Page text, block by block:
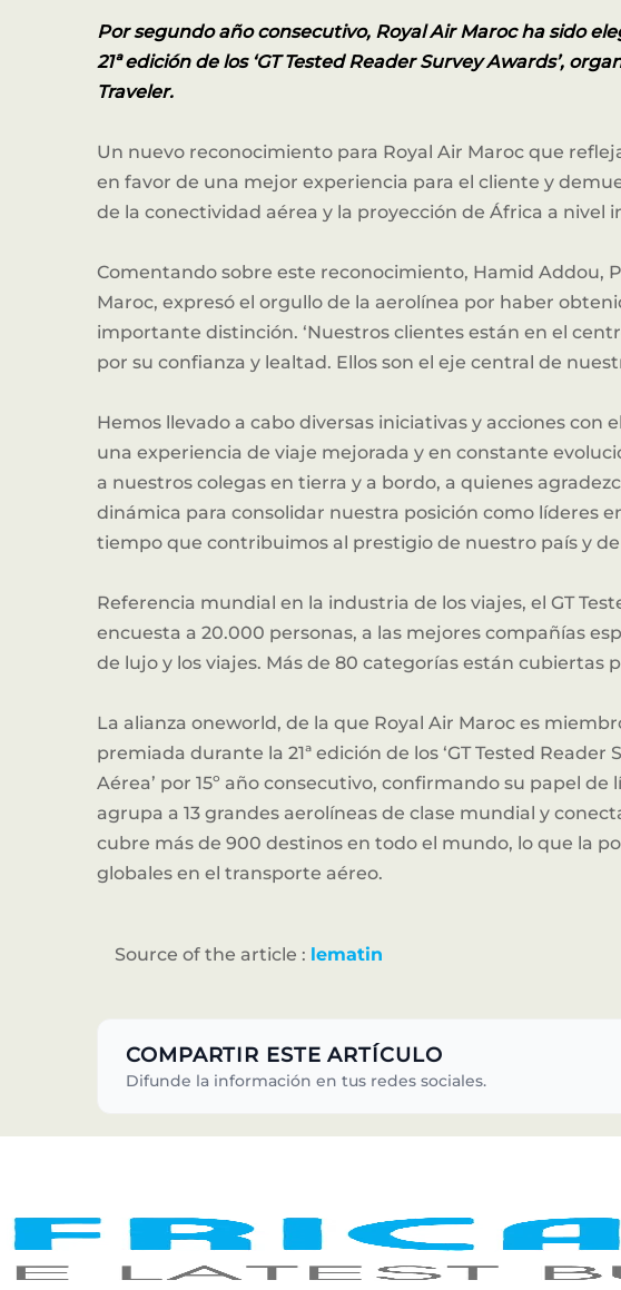
Por segundo año consecutivo, Royal Air Maroc ha sido
21ª edición de los ‘GT Tested Reader Survey Awards’,
Traveler.
Un nuevo reconocimiento para Royal Air Maroc que
en favor de una mejor experiencia para el cliente y
de la conectividad aérea y la proyección de África a nivel
Comentando sobre este reconocimiento, Hamid Addou,
Maroc, expresó el orgullo de la aerolínea por haber
importante distinción. ‘Nuestros clientes están en el
por su confianza y lealtad. Ellos son el eje central de
Hemos llevado a cabo diversas iniciativas y acciones con
una experiencia de viaje mejorada y en constante
a nuestros colegas en tierra y a bordo, a quienes
dinámica para consolidar nuestra posición como líderes
tiempo que contribuimos al prestigio de nuestro país y
Referencia mundial en la industria de los viajes, el GT
encuesta a 20.000 personas, a las mejores compañías
de lujo y los viajes. Más de 80 categorías están cubiertas
La alianza oneworld, de la que Royal Air Maroc es
premiada durante la 21ª edición de los ‘GT Tested Reader
Aérea’ por 15º año consecutivo, confirmando su papel
agrupa a 13 grandes aerolíneas de clase mundial y
cubre más de 900 destinos en todo el mundo, lo que la
globales en el transporte aéreo.
Source of the article : lematin
COMPARTIR ESTE ARTÍCULO
Difunde la información en tus redes sociales.